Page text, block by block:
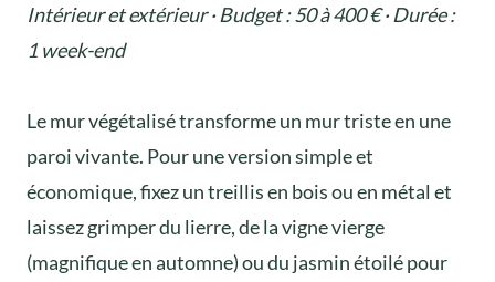
Intérieur et extérieur · Budget : 50 à 400 € · Durée :
1 week-end
Le mur végétalisé transforme un mur triste en une
paroi vivante. Pour une version simple et
économique, fixez un treillis en bois ou en métal et
laissez grimper du lierre, de la vigne vierge
(magnifique en automne) ou du jasmin étoilé pour